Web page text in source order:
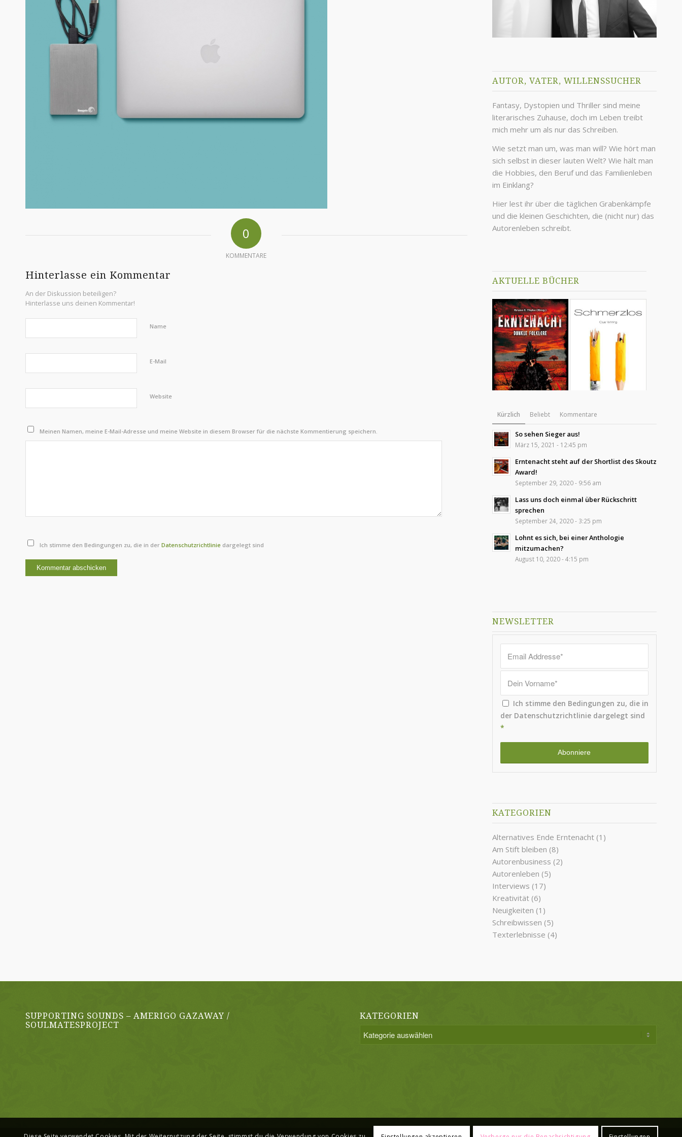
0
KOMMENTARE
Hinterlasse ein Kommentar
An der Diskussion beteiligen?
Hinterlasse uns deinen Kommentar!
Name
E-Mail
Website
Meinen Namen, meine E-Mail-Adresse und meine Website in diesem Browser für die nächste Kommentierung speichern.
Ich stimme den Bedingungen zu, die in der Datenschutzrichtliniedargelegt sind
AUTOR, VATER, WILLENSSUCHER
Fantasy, Dystopien und Thriller sind meine
literarisches Zuhause, doch im Leben treibt
mich mehr um als nur das Schreiben.
Wie setzt man um, was man will? Wie hört man
sich selbst in dieser lauten Welt? Wie hält man
die Hobbies, den Beruf und das Familienleben
im Einklang?
Hier lest ihr über die täglichen Grabenkämpfe
und die kleinen Geschichten, die (nicht nur) das
Autorenleben schreibt.
AKTUELLE BÜCHER
Kürzlich Beliebt Kommentare
So sehen Sieger aus!
März 15, 2021 - 12:45 pm
Erntenacht steht auf der Shortlist des Skoutz
Award!
September 29, 2020 - 9:56 am
Lass uns doch einmal über Rückschritt
sprechen
September 24, 2020 - 3:25 pm
Lohnt es sich, bei einer Anthologie
mitzumachen?
August 10, 2020 - 4:15 pm
NEWSLETTER
Ich stimme den Bedingungen zu, die in
der Datenschutzrichtliniedargelegt sind
*
KATEGORIEN
Alternatives Ende Erntenacht(1)
Am Stift bleiben (8)
Autorenbusiness (2)
Autorenleben (5)
Interviews (17)
Kreativität(6)
Neuigkeiten (1)
Schreibwissen (5)
Texterlebnisse (4)
SUPPORTING SOUNDS – AMERIGO GAZAWAY /
SOULMATESPROJECT
KATEGORIEN
Kategorien